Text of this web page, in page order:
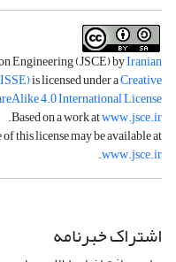
Engineering (JSCE) byIranian
is licensed under aCreative
4.0 International License
Based on a work atwww.jsce.ir
.
this license may be available at
www.jsce.ir
.
اشتراک خبرنامه